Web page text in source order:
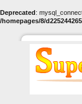
Deprecated:
/homepages/8/